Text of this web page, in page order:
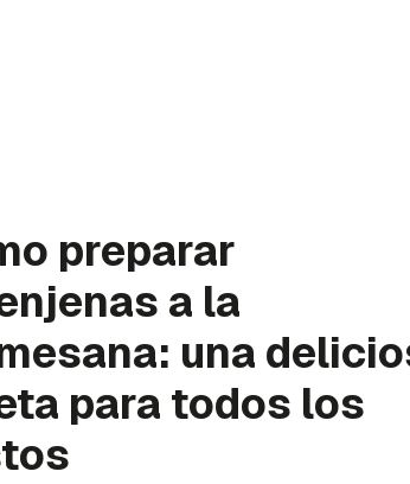
preparar
a la
una
para todos los